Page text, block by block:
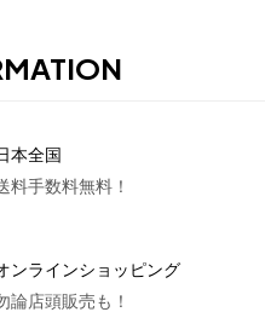
本全国
料手数料無料！
ンラインショッピング
論店頭販売も！